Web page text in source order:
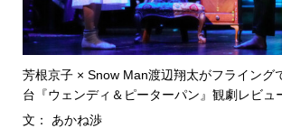
芳根京子 × Snow Man渡辺翔太がフライング
台『ウェンディ＆ピーターパン』観劇レビュ
文： あかね渉